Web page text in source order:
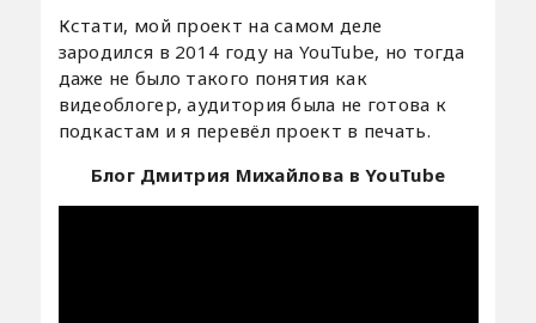
Кстати, мой проект на самом деле
зародился в 2014 году на YouTube, но тогда
даже не было такого понятия как
видеоблогер, аудитория была не готова к
подкастам и я перевёл проект в печать.
Блог Дмитрия Михайлова в YouTube